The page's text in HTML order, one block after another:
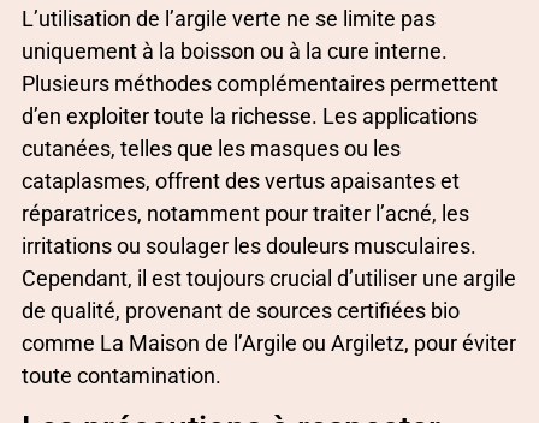
L’utilisation de l’argile verte ne se limite pas
uniquement à la boisson ou à la cure interne.
Plusieurs méthodes complémentaires permettent
d’en exploiter toute la richesse. Les applications
cutanées, telles que les masques ou les
cataplasmes, offrent des vertus apaisantes et
réparatrices, notamment pour traiter l’acné, les
irritations ou soulager les douleurs musculaires.
Cependant, il est toujours crucial d’utiliser une argile
de qualité, provenant de sources certifiées bio
comme La Maison de l’Argile ou Argiletz, pour éviter
toute contamination.